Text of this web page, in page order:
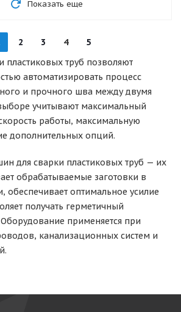
Показать еще
2 3 4
5
труб позволяют
автоматизировать процесс
и прочного шва между двумя
учитывают максимальный
работы, максимальную
дополнительных опций.
для сварки пластиковых труб — их
обрабатываемые заготовки в
оптимальное усилие
получать герметичный
применяется при
канализационных систем и